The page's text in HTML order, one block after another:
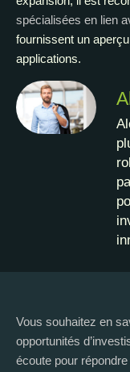
spécialisées en lien
fournissent un
applications.
Vous souhaitez en
opportunités
écoute pour